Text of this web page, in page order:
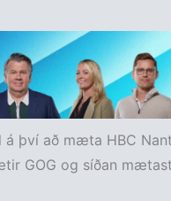
á því að mæta HBC
GOG og síðan